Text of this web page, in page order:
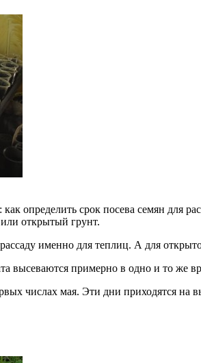
определить срок посева семян для
открытый грунт.
именно для теплиц. А для
высеваются примерно в одно и то же
числах мая. Эти дни приходятся